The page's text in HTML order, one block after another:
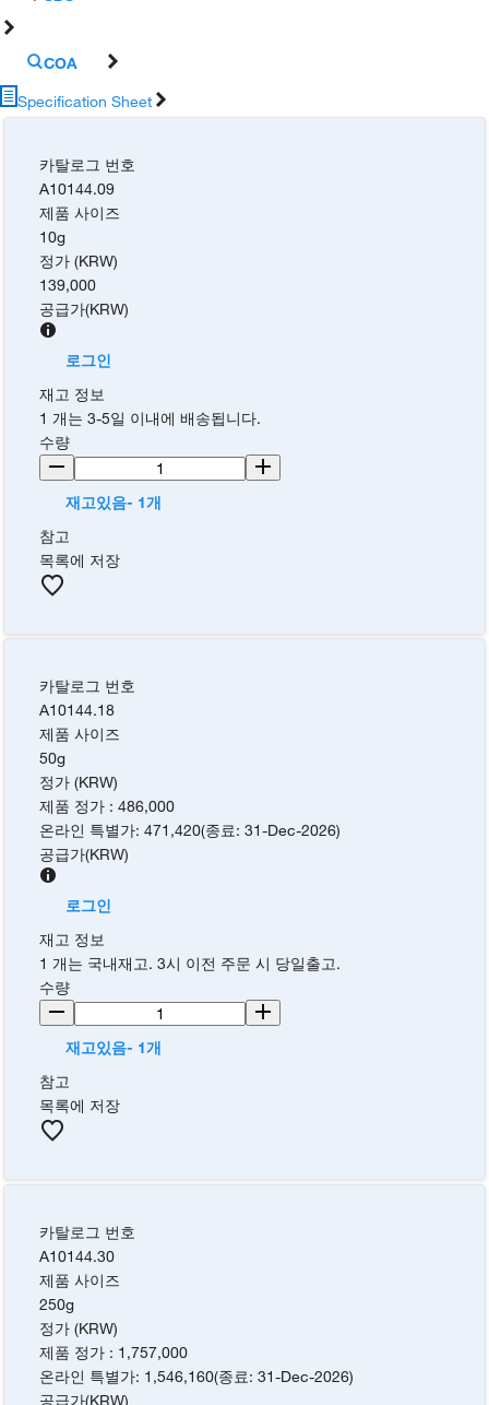
COA
Specification Sheet
카탈로그 번호
A10144.09
제품 사이즈
10g
정가 (KRW)
139,000
공급가(KRW)
로그인
재고 정보
1 개는 3-5일 이내에 배송됩니다.
수량
재고있음- 1개
참고
목록에 저장
카탈로그 번호
A10144.18
제품 사이즈
50g
정가 (KRW)
제품 정가 :486,000
온라인 특별가:471,420(종료:31-Dec-2026)
공급가(KRW)
로그인
재고 정보
1 개는 국내재고. 3시 이전 주문 시 당일출고.
수량
재고있음- 1개
참고
목록에 저장
카탈로그 번호
A10144.30
제품 사이즈
250g
정가 (KRW)
제품 정가 : 1,757,000
온라인 특별가: 1,546,160(종료:31-Dec-2026)
공급가(KRW)